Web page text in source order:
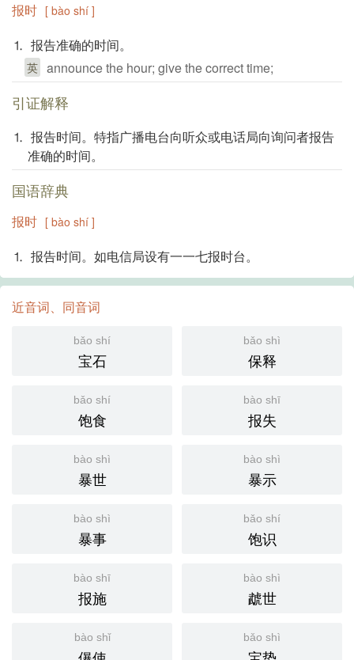
报时 [ bào shí ]
⒈ 报告准确的时间。
英 announce the hour; give the correct time;
引证解释
⒈ 报告时间。特指广播电台向听众或电话局向询问者报告
准确的时间。
国语辞典
报时 [ bào shí ]
⒈ 报告时间。如电信局设有一一七报时台。
近音词、同音词
bǎo shí
宝石
bǎo shì
保释
bǎo shí
饱食
bào shī
报失
bào shì
暴世
bào shì
暴示
bào shì
暴事
bǎo shí
饱识
bào shī
报施
bào shì
虣世
bào shǐ bǎo shì